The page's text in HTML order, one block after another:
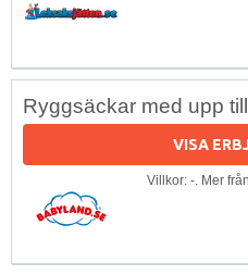
Ryggsäckar med upp
VISA
Villkor: -. Mer